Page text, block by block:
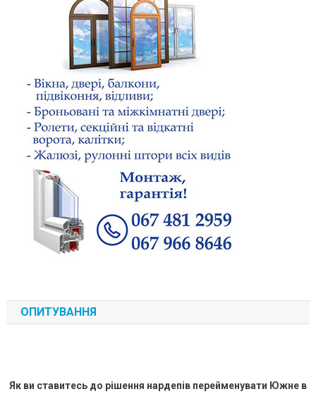
ОПИТУВАННЯ
Як ви ставитесь до рішення нардепів перейменувати Южне в